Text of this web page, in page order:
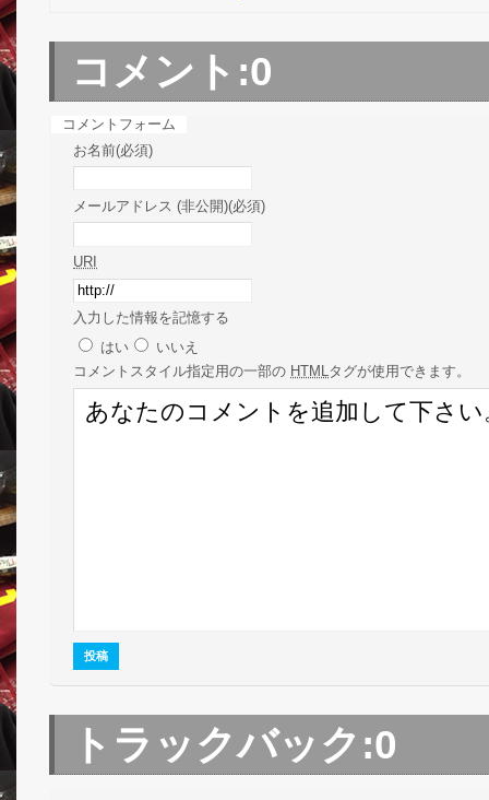
コメント:0
コメントフォーム
お名前(必須)
メールアドレス (非公開)(必須)
URI
入力した情報を記憶する
はい
いいえ
コメント スタイル指定用の一部の HTMLタグが使用できます。
トラックバック:0